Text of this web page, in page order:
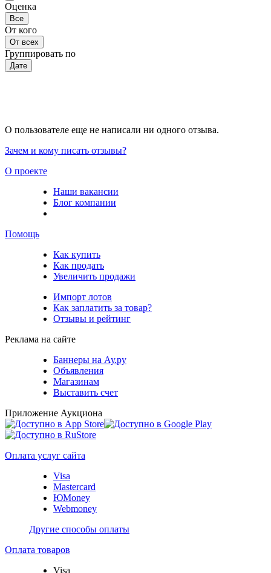
Оценка
Все
От кого
От всех
Группировать по
Дате
О пользователе еще не написали ни одного отзыва.
Зачем и кому писать отзывы?
О проекте
Наши вакансии
Блог компании
Помощь
Как купить
Как продать
Увеличить продажи
Импорт лотов
Как заплатить за товар?
Отзывы и рейтинг
Реклама на сайте
Баннеры на Ау.ру
Объявления
Магазинам
Выставить счет
Приложение Аукциона
Оплата услуг сайта
Visa
Mastercard
ЮMoney
Webmoney
Другие способы оплаты
Оплата товаров
Visa